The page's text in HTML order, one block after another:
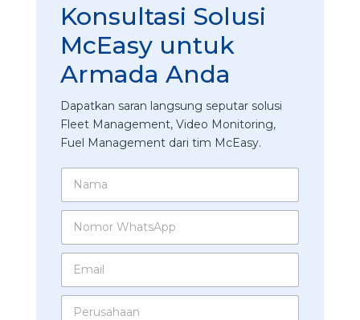
Konsultasi Solusi
McEasy untuk
Armada Anda
Dapatkan saran langsung seputar solusi
Fleet Management, Video Monitoring,
Fuel Management dari tim McEasy.
N
m
N
m
W
E
a
*
P